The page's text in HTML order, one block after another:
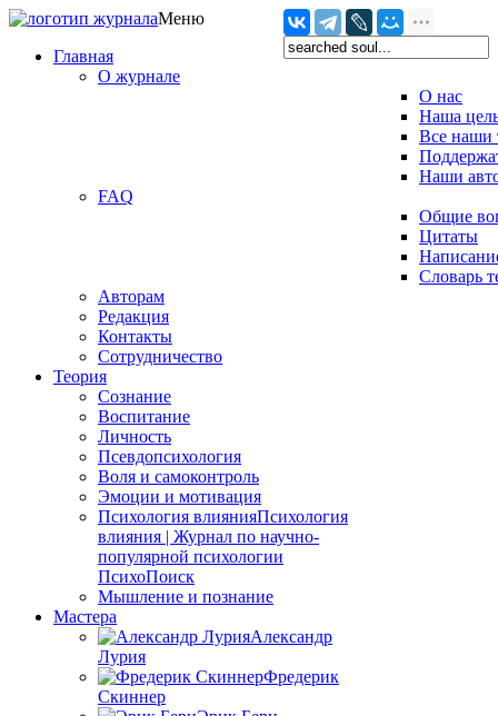
Меню
Главная
О журнале
О нас
Наша
Все наши
Наши
FAQ
Общие
Цитаты
Словарь
Авторам
Редакция
­Контакты
Сотрудничество
Теория
Сознание
Воспитание
Личность
Псевдопсихология
Воля и самоконтроль
Эмоции и мотивация
Психология влиянияПсихология
влияния | Журнал по научно-
популярной психологии
ПсихоПоиск
Мышление и познание
Мастера
Александр
Лурия
Фредерик
Скиннер